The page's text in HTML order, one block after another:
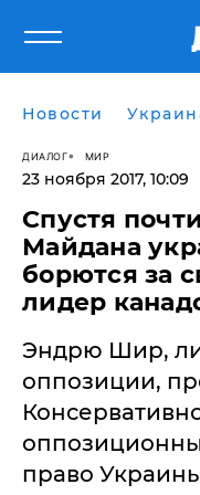
Новости
ДИАЛОГ МИР
23 ноября 2017, 10:09
Спустя
Майдана
борются за
лидер
Эндрю Шир,
оппозиции,
право